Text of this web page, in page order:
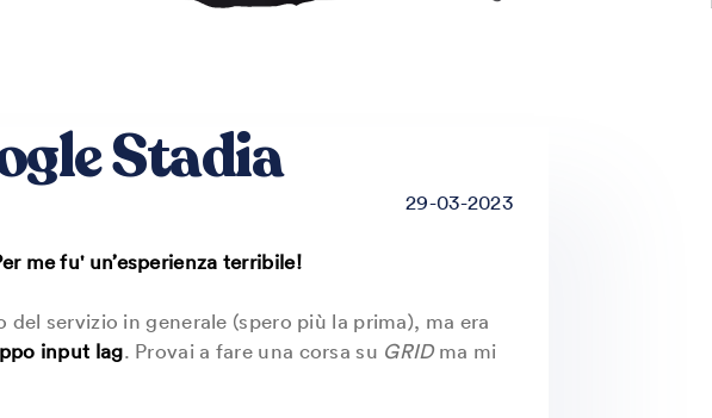
Stadia
29-03-2023
me fu' un’esperienza terribile!
servizio in generale (spero più la prima), ma era
input lag. Provai a fare una corsa su GRIDma mi